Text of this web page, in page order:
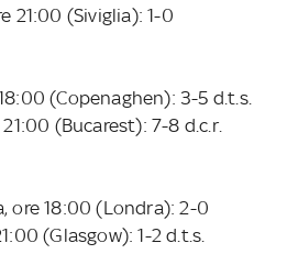
21:00 (Siviglia): 1-0
(Copenaghen): 3-5 d.t.s.
(Bucarest): 7-8 d.c.r.
ore 18:00 (Londra): 2-0
(Glasgow): 1-2 d.t.s.